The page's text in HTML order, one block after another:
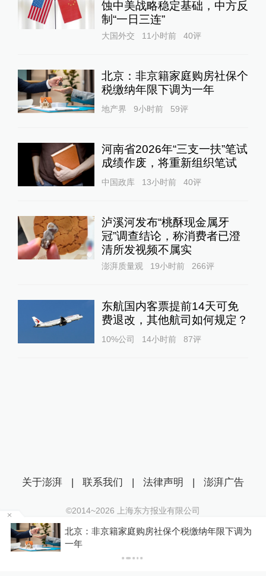
蚀中美战略稳定基础，中方反
制“一日三连”
大国外交 11小时前 40评
北京：非京籍家庭购房社保个
税缴纳年限下调为一年
地产界 9小时前 59评
河南省2026年“三支一扶”笔试
成绩作废，将重新组织笔试
中国政库 13小时前 40评
泸溪河发布“桃酥现金属牙
冠”调查结论，称消费者已澄
清所发视频不属实
澎湃质量观 19小时前 266评
东航国内客票提前14天可免
费退改，其他航司如何规定？
10%公司 14小时前 87评
北京：非京籍家庭购房社保个税缴纳年限下调为
一年
关于澎湃 | 联系我们 | 法律声明 | 澎湃广告
©2014~2026 上海东方报业有限公司
沪ICP证：沪B2-20170116 | 沪ICP备14003370号
互联网新闻信息服务许可证：31120170006
沪公网安备 31010602000299号